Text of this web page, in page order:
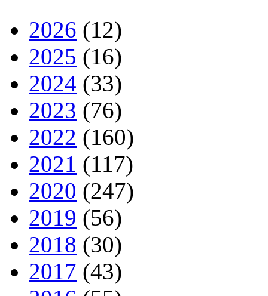
2026 (12)
2025 (16)
2024 (33)
2023 (76)
2022 (160)
2021 (117)
2020 (247)
2019 (56)
2018 (30)
2017 (43)